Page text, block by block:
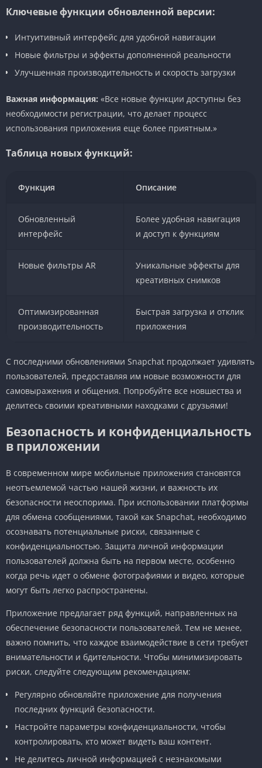
Ключевые функции обновленной версии:
Интуитивный интерфейс для удобной навигации
Новые фильтры и эффекты дополненной реальности
Улучшенная производительность и скорость загрузки
Важная информация: «Все новые функции доступны без
необходимости регистрации, что делает процесс
использования приложения еще более приятным.»
Таблица новых функций:
Функция Описание
Обновленный
интерфейс
Более удобная навигация
и доступ к функциям
Новые фильтры AR
Уникальные эффекты для
креативных снимков
Оптимизированная
производительность
Быстрая загрузка и отклик
приложения
С последними обновлениями Snapchat продолжает удивлять
пользователей, предоставляя им новые возможности для
самовыражения и общения. Попробуйте все новшества и
делитесь своими креативными находками с друзьями!
Безопасность и конфиденциальность
в приложении
В современном мире мобильные приложения становятся
неотъемлемой частью нашей жизни, и важность их
безопасности неоспорима. При использовании платформы
для обмена сообщениями, такой как Snapchat, необходимо
осознавать потенциальные риски, связанные с
конфиденциальностью. Защита личной информации
пользователей должна быть на первом месте, особенно
когда речь идет о обмене фотографиями и видео, которые
могут быть легко распространены.
Приложение предлагает ряд функций, направленных на
обеспечение безопасности пользователей. Тем не менее,
важно помнить, что каждое взаимодействие в сети требует
внимательности и бдительности. Чтобы минимизировать
риски, следуйте следующим рекомендациям:
Регулярно обновляйте приложение для получения
последних функций безопасности.
Настройте параметры конфиденциальности, чтобы
контролировать, кто может видеть ваш контент.
Не делитесь личной информацией с незнакомыми